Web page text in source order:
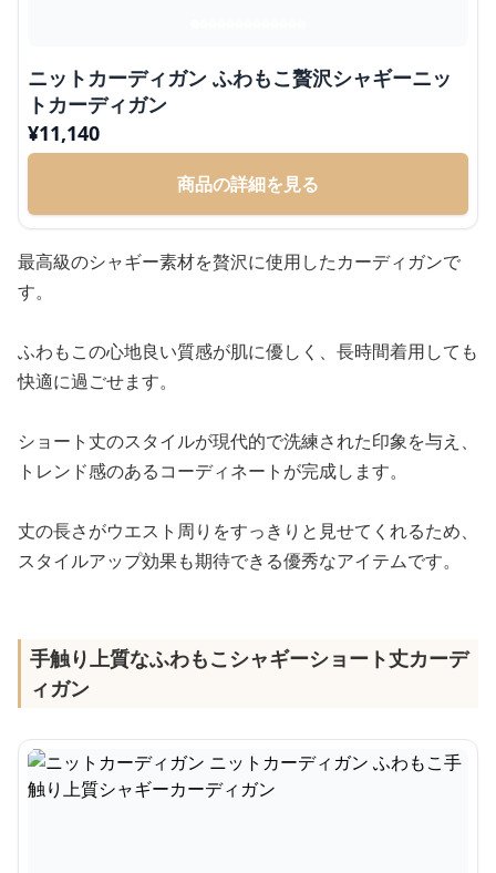
ニットカーディガン ふわもこ贅沢シャギーニッ
トカーディガン
¥11,140
商品の詳細を見る
最高級のシャギー素材を贅沢に使用したカーディガンで
す。
ふわもこの心地良い質感が肌に優しく、長時間着用しても
快適に過ごせます。
ショート丈のスタイルが現代的で洗練された印象を与え、
トレンド感のあるコーディネートが完成します。
丈の長さがウエスト周りをすっきりと見せてくれるため、
スタイルアップ効果も期待できる優秀なアイテムです。
手触り上質なふわもこシャギーショート丈カーデ
ィガン